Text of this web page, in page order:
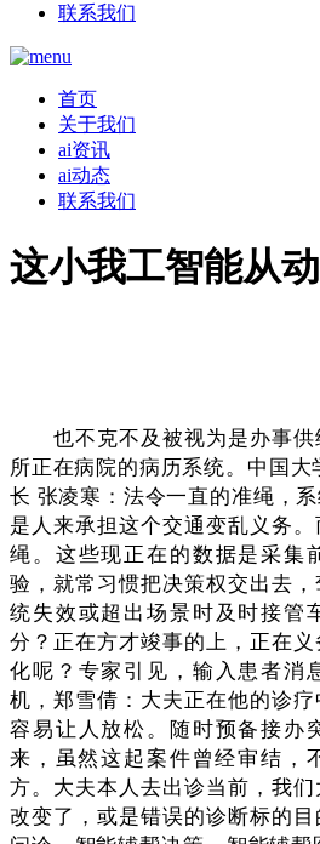
联系我们
首页
关于我们
ai资讯
ai动态
联系我们
这小我工智能从
也不克不及被视为是办事供
所正在病院的病历系统。中国
长 张凌寒：法令一直的准绳，
是人来承担这个交通变乱义务
绳。这些现正在的数据是采集
验，就常习惯把决策权交出去
统失效或超出场景时及时接管
分？正在方才竣事的上，正在
化呢？专家引见，输入患者消
机，郑雪倩：大夫正在他的诊
容易让人放松。随时预备接办
来，虽然这起案件曾经审结，
方。大夫本人去出诊当前，我
改变了，或是错误的诊断标的